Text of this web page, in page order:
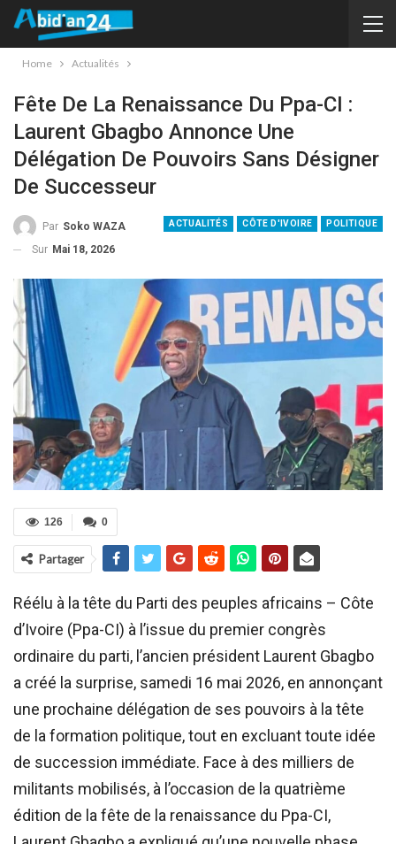
Home Actualités
Fête De La Renaissance Du Ppa-CI :
Laurent Gbagbo Annonce Une
Délégation De Pouvoirs Sans Désigner
De Successeur
ACTUALITÉS CÔTE D'IVOIRE POLITIQUE
Par Soko WAZA
Sur Mai 18, 2026
0
126
Partager
Réélu à la tête du Parti des peuples africains – Côte
d’Ivoire (Ppa-CI) à l’issue du premier congrès
ordinaire du parti, l’ancien président Laurent Gbagbo
a créé la surprise, samedi 16 mai 2026, en annonçant
une prochaine délégation de ses pouvoirs à la tête
de la formation politique, tout en excluant toute idée
de succession immédiate. Face à des milliers de
militants mobilisés, à l’occasion de la quatrième
édition de la fête de la renaissance du Ppa-CI,